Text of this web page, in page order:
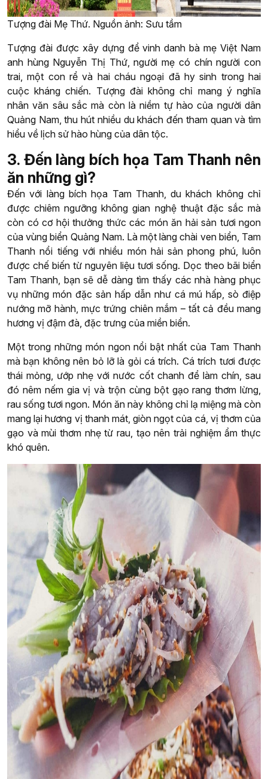
Tượng đài Mẹ Thứ. Nguồn ảnh: Sưu tầm
Tượng đài được xây dựng để vinh danh bà mẹ Việt Nam
anh hùng Nguyễn Thị Thứ, người mẹ có chín người con
trai, một con rể và hai cháu ngoại đã hy sinh trong hai
cuộc kháng chiến. Tượng đài không chỉ mang ý nghĩa
nhân văn sâu sắc mà còn là niềm tự hào của người dân
Quảng Nam, thu hút nhiều du khách đến tham quan và tìm
hiểu về lịch sử hào hùng của dân tộc.
3. Đến làng bích họa Tam Thanh nên
ăn những gì?
Đến với làng bích họa Tam Thanh, du khách không chỉ
được chiêm ngưỡng không gian nghệ thuật đặc sắc mà
còn có cơ hội thưởng thức các món ăn hải sản tươi ngon
của vùng biển Quảng Nam. Là một làng chài ven biển, Tam
Thanh nổi tiếng với nhiều món hải sản phong phú, luôn
được chế biến từ nguyên liệu tươi sống. Dọc theo bãi biển
Tam Thanh, bạn sẽ dễ dàng tìm thấy các nhà hàng phục
vụ những món đặc sản hấp dẫn như cá mú hấp, sò điệp
nướng mỡ hành, mực trứng chiên mắm – tất cả đều mang
hương vị đậm đà, đặc trưng của miền biển.
Một trong những món ngon nổi bật nhất của Tam Thanh
mà bạn không nên bỏ lỡ là gỏi cá trích. Cá trích tươi được
thái mỏng, ướp nhẹ với nước cốt chanh để làm chín, sau
đó nêm nếm gia vị và trộn cùng bột gạo rang thơm lừng,
rau sống tươi ngon. Món ăn này không chỉ lạ miệng mà còn
mang lại hương vị thanh mát, giòn ngọt của cá, vị thơm của
gạo và mùi thơm nhẹ từ rau, tạo nên trải nghiệm ẩm thực
khó quên.